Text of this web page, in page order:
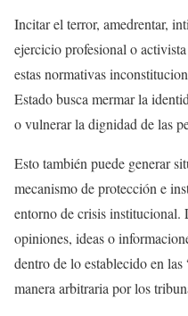
Incitar el terror, amedrentar,
ejercicio profesional o
estas normativas
Estado busca mermar la
o vulnerar la dignidad de las
Esto también puede generar
mecanismo de protección e
entorno de crisis institucional.
opiniones, ideas o
dentro de lo establecido en las
manera arbitraria por los